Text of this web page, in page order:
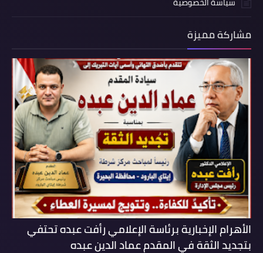
مشاركة مميزة
الأهرام الإخبارية برئاسة الإعلامي رأفت عبده تحتفي
بتجديد الثقة في المقدم عماد الدين عبده